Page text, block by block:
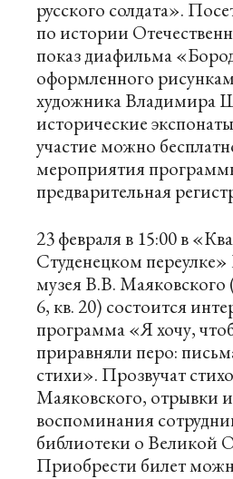
русского солдата».
по истории
показ диафильма
оформленного
художника Владимира
исторические
участие можно
мероприятия
предварительная
23 февраля в 15:00 в
Студенецком переулке»
музея В.В. Маяковского
6, кв. 20) состоится
программа «Я хочу,
приравняли перо:
стихи». Прозвучат
Маяковского, отрывки
воспоминания
библиотеки о Великой
Приобрести билет